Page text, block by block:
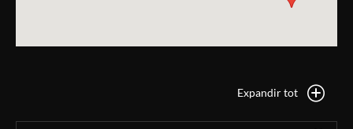
Expandir tot